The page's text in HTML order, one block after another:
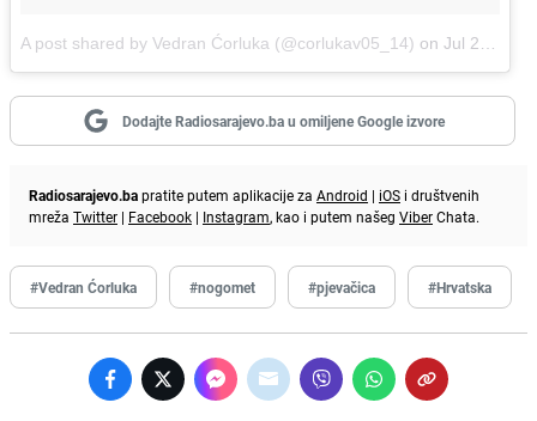
A post shared by Vedran Ćorluka (@corlukav05_14) on Jul 22, 2018 at 12:11pm PDT
Dodajte Radiosarajevo.ba u omiljene Google izvore
Radiosarajevo.bapratite putem aplikacije za Android | iOS i društvenih
mreža Twitter | Facebook | Instagram, kao i putem našeg ViberChata.
#Vedran Ćorluka #nogomet #pjevačica #Hrvatska